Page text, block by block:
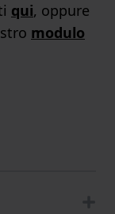
qui, oppure
modulo